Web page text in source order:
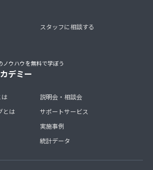
スタッフに相談する
ノウハウを無料で学ぼう
デミー
とは
説明会・相談会
サポートサービス
実施事例
統計データ